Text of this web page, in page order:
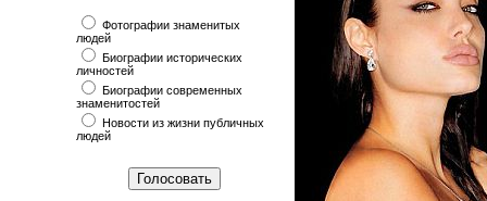
Фотографии знаменитых
людей
Биографии исторических
личностей
Биографии современных
знаменитостей
Новости из жизни публичных
людей